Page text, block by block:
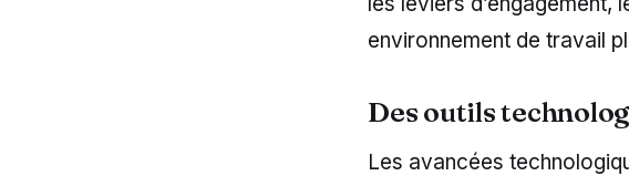
environnement de travail
Des outils
Les avancées